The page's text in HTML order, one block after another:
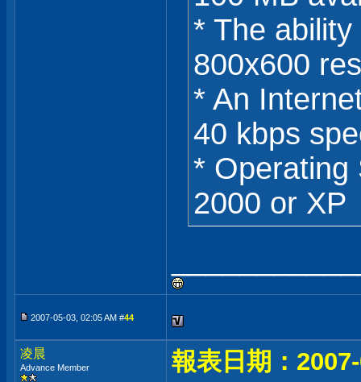
* The
800x600
* An
40 kbps
* Operating
2000 or XP
2007-05-03, 02:05 AM #44
凌晨
Advance Member 報表日期：